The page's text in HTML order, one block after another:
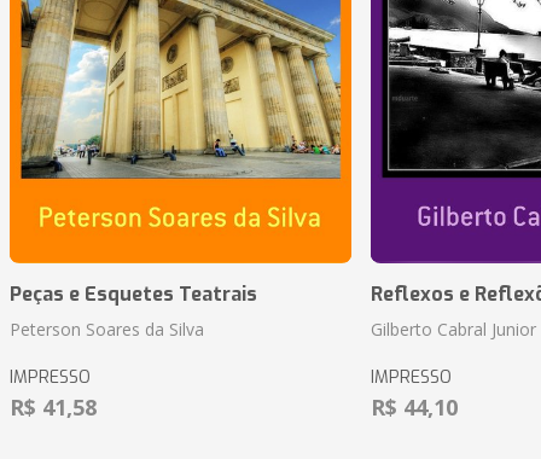
Peças e Esquetes Teatrais
Peterson Soares da Silva
IMPRESSO
R$ 41,58
Reflexos e
Gilberto Cabral Junior
IMPRESSO
R$ 44,10